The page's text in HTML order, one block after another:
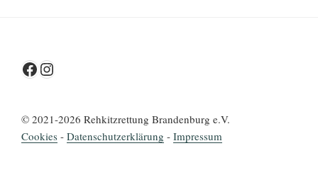
Facebook
Instagram
© 2021-2026 Rehkitzrettung Brandenburg e.V.
Cookies - Datenschutz­erklärung - Impressum